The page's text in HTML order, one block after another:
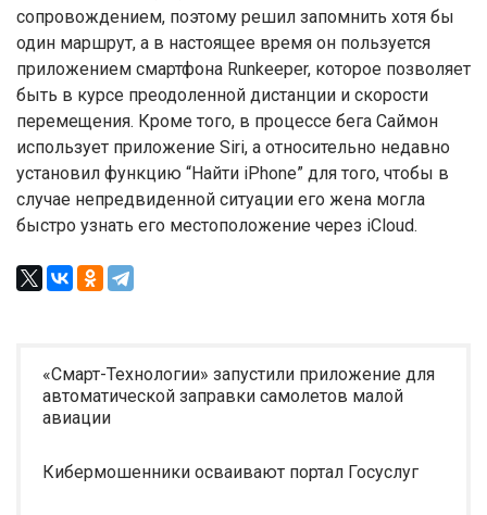
сопровождением, поэтому решил запомнить хотя бы
один маршрут, а в настоящее время он пользуется
приложением смартфона Runkeeper, которое позволяет
быть в курсе преодоленной дистанции и скорости
перемещения. Кроме того, в процессе бега Саймон
использует приложение Siri, а относительно недавно
установил функцию “Найти iPhone” для того, чтобы в
случае непредвиденной ситуации его жена могла
быстро узнать его местоположение через iCloud.
«Смарт-Технологии» запустили приложение для
автоматической заправки самолетов малой
авиации
Кибермошенники осваивают портал Госуслуг